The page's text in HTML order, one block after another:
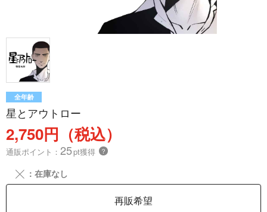
全年齢
星とアウトロー
2,750円（税込）
通販ポイント： 25pt獲得 ？
╳ ：在庫なし
再販希望